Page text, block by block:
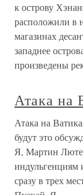
к острову
расположили в
магазинах
западнее
произведены
Атака на
Атака на
будут это
Я, Мартин
индульгенциям
сразу в трех